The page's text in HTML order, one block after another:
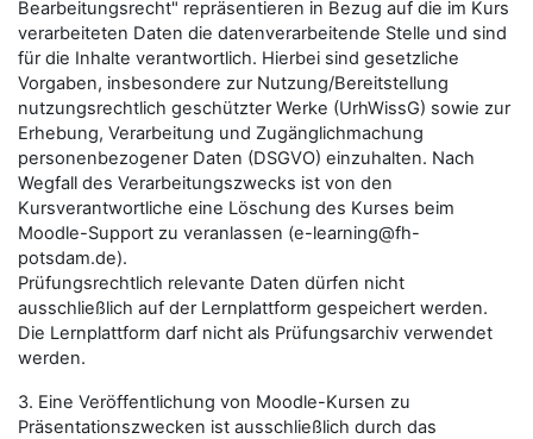
Bearbeitungsrecht" repräsentieren in Bezug auf die im Kurs
verarbeiteten Daten die datenverarbeitende Stelle und sind
für die Inhalte verantwortlich. Hierbei sind gesetzliche
Vorgaben, insbesondere zur Nutzung/Bereitstellung
nutzungsrechtlich geschützter Werke (UrhWissG) sowie zur
Erhebung, Verarbeitung und Zugänglichmachung
personenbezogener Daten (DSGVO) einzuhalten. Nach
Wegfall des Verarbeitungszwecks ist von den
Kursverantwortliche eine Löschung des Kurses beim
Moodle-Support zu veranlassen (e-learning@fh-
potsdam.de).
Prüfungsrechtlich relevante Daten dürfen nicht
ausschließlich auf der Lernplattform gespeichert werden.
Die Lernplattform darf nicht als Prüfungsarchiv verwendet
werden.
3. Eine Veröffentlichung von Moodle-Kursen zu
Präsentationszwecken ist ausschließlich durch das